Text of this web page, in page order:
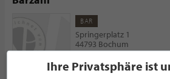
BAR
Springerplatz 1
44793 Bochum
Deutschland
Ihre Privatsphäre ist